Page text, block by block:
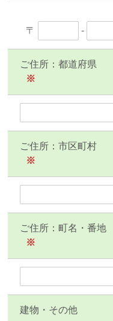
〒 -
ご住所：都道府県
※
ご住所：市区町村
※
ご住所：町名・番地
※
建物・その他